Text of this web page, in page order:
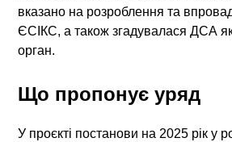
вказано на розроблення та
ЄСІКС, а також згадувалася ДСА
орган.
Що пропонує уряд
У проєкті постанови на 2025 рік у